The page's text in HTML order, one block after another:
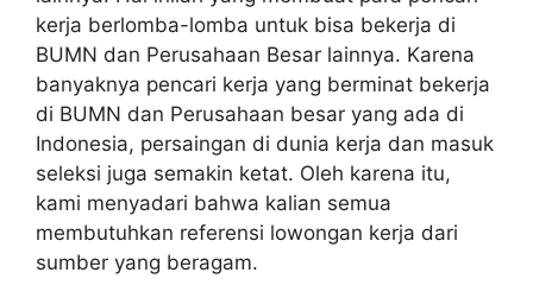
kerja berlomba-lomba untuk bisa bekerja di
BUMN dan Perusahaan Besar lainnya. Karena
banyaknya pencari kerja yang berminat bekerja
di BUMN dan Perusahaan besar yang ada di
Indonesia, persaingan di dunia kerja dan masuk
seleksi juga semakin ketat. Oleh karena itu,
kami menyadari bahwa kalian semua
membutuhkan referensi lowongan kerja dari
sumber yang beragam.